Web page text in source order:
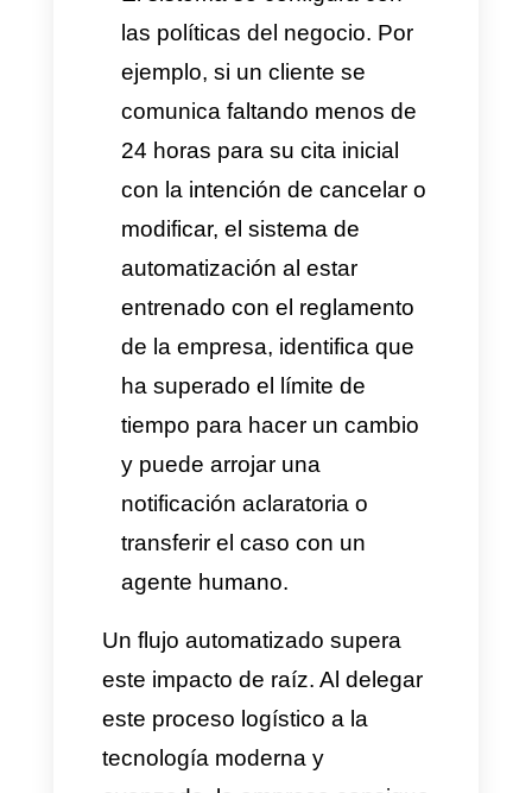
responda con éxito ante la
programación de citas, la
infraestructura debe contar con
tres factores tecnológicos:
Integración de la API Oficial
con el calendario
empresarial:La clave para
que laautomatización de
reservas por WhatsApp
efectiva es que el canal se
pueda conectar en tiempo
real con el software de la
empresa. De esta manera,
cuando el usuario solicita una
modificación, recibe
respuesta en cuestión de